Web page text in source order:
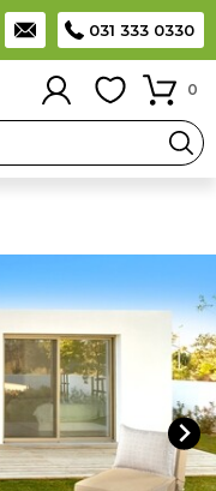
(detalii) Producător
031 333 0330
0